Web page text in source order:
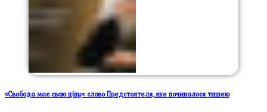
«Свобода має свою ціну»: слово Предстоятеля, яке починалося тишею